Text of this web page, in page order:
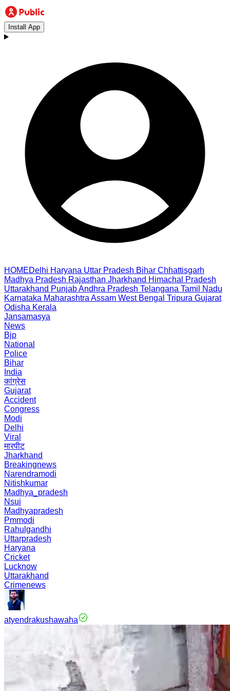
Install App
HOMEDelhi Haryana Uttar Pradesh Bihar Chhattisgarh
Madhya Pradesh Rajasthan Jharkhand Himachal Pradesh
Uttarakhand PunjabAndhra Pradesh Telangana Tamil Nadu
Karnataka Maharashtra Assam West Bengal Tripura Gujarat
Odisha Kerala
Jansamasya
News
Bjp
National
Police
Bihar
India
कांग्रेस
Gujarat
Accident
Congress
Modi
Delhi
Viral
मारपीट
Jharkhand
Breakingnews
Narendramodi
Nitishkumar
Madhya_pradesh
Nsui
Madhyapradesh
Pmmodi
Rahulgandhi
Uttarpradesh
Haryana
Cricket
Lucknow
Uttarakhand
Crimenews
atyendrakushawaha